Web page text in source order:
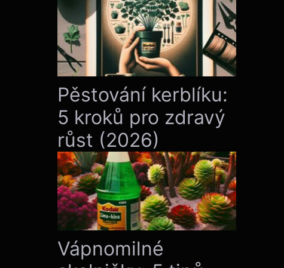
Pěstování kerblíku:
5 kroků pro zdravý
růst (2026)
Vápnomilné